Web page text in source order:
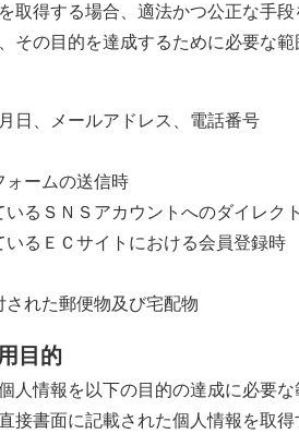
取得する場合、適法かつ公正な手
その目的を達成するために必要な範
日、メールアドレス、電話番号
ォームの送信時
いるＳＮＳアカウントへのダイレク
いるＥＣサイトにおける会員登録時
された郵便物及び宅配物
目的
人情報を以下の目的の達成に必要
接書面に記載された個人情報を取